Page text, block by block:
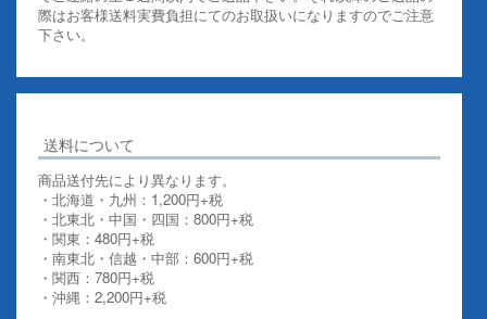
際はお客様送料実費負担にてのお取扱いになりますのでご注意
下さい。
送料について
商品送付先により異なります。
・北海道・九州：1,200円+税
・北東北・中国・四国：800円+税
・関東：480円+税
・南東北・信越・中部：600円+税
・関西：780円+税
・沖縄：2,200円+税